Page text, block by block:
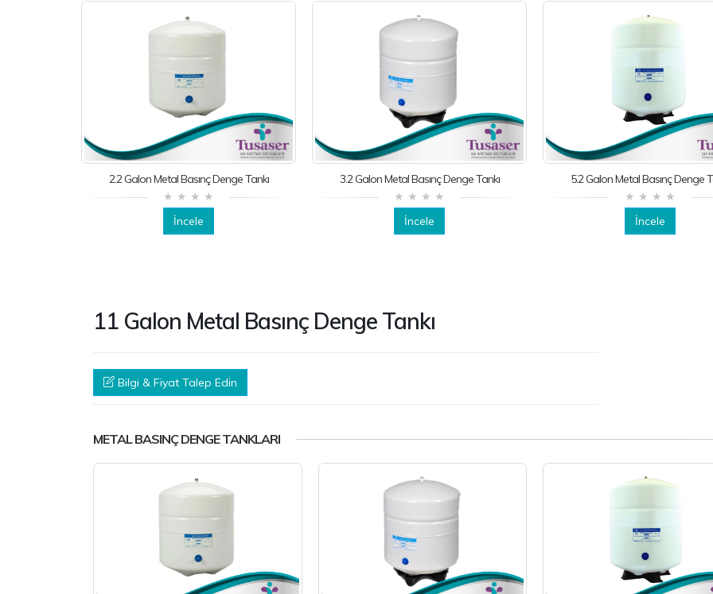
2.2 Galon Metal Basınç Denge Tankı
İncele
3.2 Galon Metal Basınç Denge Tankı
İncele
5.2 Galon Metal Basınç Denge
İncele
11 Galon Metal Basınç Denge Tankı
Bilgi & Fiyat Talep Edin
METAL BASINÇ DENGE TANKLARI